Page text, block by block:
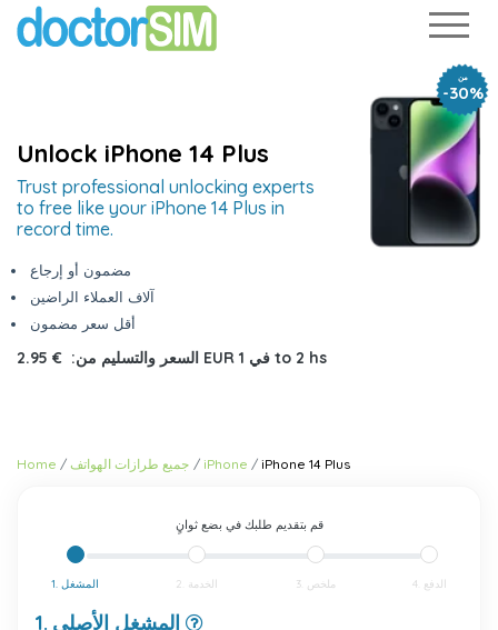
من
-30%
Unlock iPhone 14 Plus
Trust professional unlocking experts
to free like your iPhone 14 Plus in
record time.
مضمون أو إرجاع
آلاف العملاء الراضين
أقل سعر مضمون
السعر والتسليم من: € 2.95 EUR في 1 to 2 hs
Home جميع طرازات الهواتف iPhone iPhone 14 Plus
قم بتقديم طلبك في بضع ثوانٍ
1. المشغل 2. الخدمة 3. ملخص 4. الدفع